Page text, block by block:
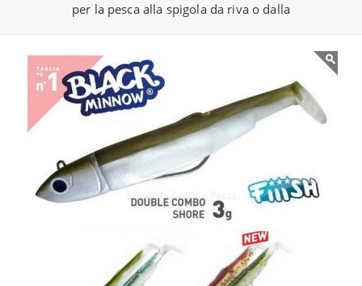
per la pesca alla spigola da riva o dalla